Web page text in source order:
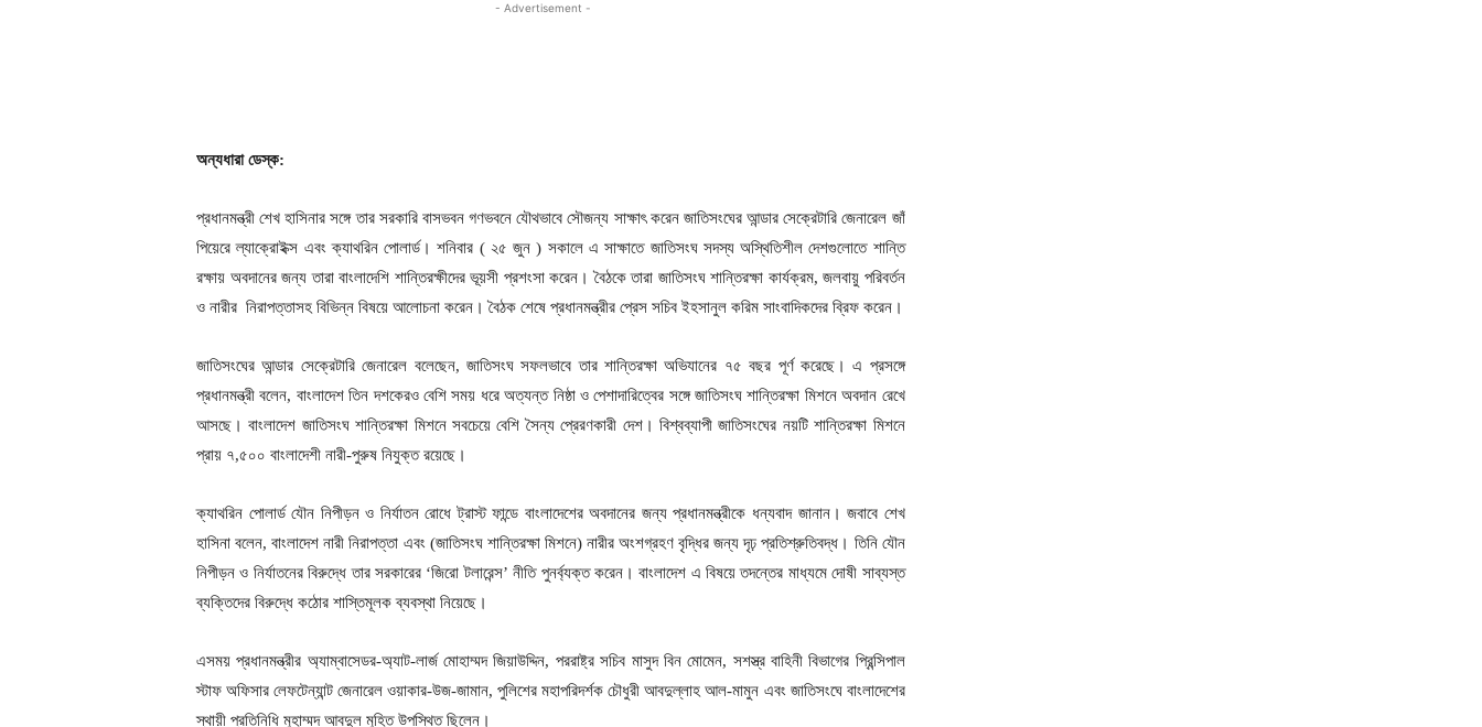
- Advertisement -
অন্যধারা ডেস্ক:
প্রধানমন্ত্রী শেখ হাসিনার সঙ্গে তার সরকারি বাসভবন গণভবনে যৌথভাবে সৌজন্য সাক্ষাৎ করেন জাতিসংঘের আন্ডার সেক্রেটারি জেনারেল জাঁ
পিয়েরে ল্যাক্রোইক্স এবং ক্যাথরিন পোলার্ড। শনিবার ( ২৫ জুন ) সকালে এ সাক্ষাতে জাতিসংঘ সদস্য অস্থিতিশীল দেশগুলোতে শান্তি
রক্ষায় অবদানের জন্য তারা বাংলাদেশি শান্তিরক্ষীদের ভূয়সী প্রশংসা করেন। বৈঠকে তারা জাতিসংঘ শান্তিরক্ষা কার্যক্রম, জলবায়ু পরিবর্তন
ও নারীর নিরাপত্তাসহ বিভিন্ন বিষয়ে আলোচনা করেন। বৈঠক শেষে প্রধানমন্ত্রীর প্রেস সচিব ইহসানুল করিম সাংবাদিকদের ব্রিফ করেন।
জাতিসংঘের আন্ডার সেক্রেটারি জেনারেল বলেছেন, জাতিসংঘ সফলভাবে তার শান্তিরক্ষা অভিযানের ৭৫ বছর পূর্ণ করেছে। এ প্রসঙ্গে
প্রধানমন্ত্রী বলেন, বাংলাদেশ তিন দশকেরও বেশি সময় ধরে অত্যন্ত নিষ্ঠা ও পেশাদারিত্বের সঙ্গে জাতিসংঘ শান্তিরক্ষা মিশনে অবদান রেখে
আসছে। বাংলাদেশ জাতিসংঘ শান্তিরক্ষা মিশনে সবচেয়ে বেশি সৈন্য প্রেরণকারী দেশ। বিশ্বব্যাপী জাতিসংঘের নয়টি শান্তিরক্ষা মিশনে
প্রায় ৭,৫০০ বাংলাদেশী নারী-পুরুষ নিযুক্ত রয়েছে।
ক্যাথরিন পোলার্ড যৌন নিপীড়ন ও নির্যাতন রোধে ট্রাস্ট ফান্ডে বাংলাদেশের অবদানের জন্য প্রধানমন্ত্রীকে ধন্যবাদ জানান। জবাবে শেখ
হাসিনা বলেন, বাংলাদেশ নারী নিরাপত্তা এবং (জাতিসংঘ শান্তিরক্ষা মিশনে) নারীর অংশগ্রহণ বৃদ্ধির জন্য দৃঢ় প্রতিশ্রুতিবদ্ধ। তিনি যৌন
নিপীড়ন ও নির্যাতনের বিরুদ্ধে তার সরকারের ‘জিরো টলারেন্স’ নীতি পুনর্ব্যক্ত করেন। বাংলাদেশ এ বিষয়ে তদন্তের মাধ্যমে দোষী সাব্যস্ত
ব্যক্তিদের বিরুদ্ধে কঠোর শাস্তিমূলক ব্যবস্থা নিয়েছে।
এসময় প্রধানমন্ত্রীর অ্যাম্বাসেডর-অ্যাট-লার্জ মোহাম্মদ জিয়াউদ্দিন, পররাষ্ট্র সচিব মাসুদ বিন মোমেন, সশস্ত্র বাহিনী বিভাগের প্রিন্সিপাল
স্টাফ অফিসার লেফটেন্যান্ট জেনারেল ওয়াকার-উজ-জামান, পুলিশের মহাপরিদর্শক চৌধুরী আবদুল্লাহ আল-মামুন এবং জাতিসংঘে বাংলাদেশের
স্থায়ী প্রতিনিধি মুহাম্মদ আবদুল মুহিত উপস্থিত ছিলেন।